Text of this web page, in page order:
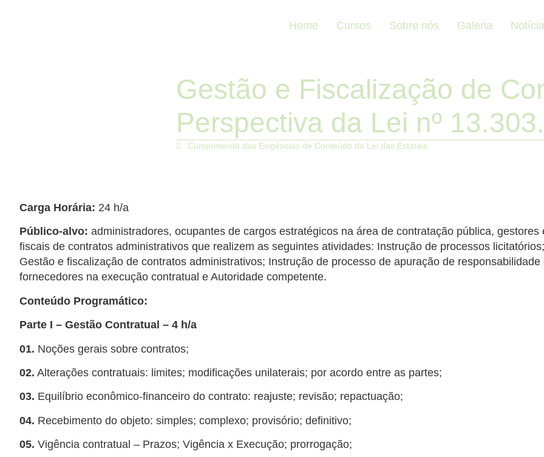
Home Cursos Sobre nós Galeria
Gestão e Fiscalização de
Perspectiva da Lei nº 13.303.
Cumprimento das Exigências de Conteúdo da Lei das Estatais
Carga Horária: 24 h/a
Público-alvo: administradores, ocupantes de cargos estratégicos na área de contratação pública, gestores
fiscais de contratos administrativos que realizem as seguintes atividades: Instrução de processos licitatórios;
Gestão e fiscalização de contratos administrativos; Instrução de processo de apuração de responsabilidade
fornecedores na execução contratual e Autoridade competente.
Conteúdo Programático:
Parte I – Gestão Contratual – 4 h/a
01. Noções gerais sobre contratos;
02. Alterações contratuais: limites; modificações unilaterais; por acordo entre as partes;
03. Equilíbrio econômico-financeiro do contrato: reajuste; revisão; repactuação;
04. Recebimento do objeto: simples; complexo; provisório; definitivo;
05. Vigência contratual – Prazos; Vigência x Execução; prorrogação;